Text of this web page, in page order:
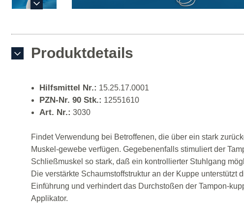
Produktdetails
Hilfsmittel Nr.: 15.25.17.0001
PZN-Nr. 90 Stk.: 12551610
Art. Nr.: 3030
Findet Verwendung bei Betroffenen, die über ein stark
Muskel-gewebe verfügen. Gegebenenfalls stimuliert der
Schließmuskel so stark, daß ein kontrollierter Stuhlgang
Die verstärkte Schaumstoffstruktur an der Kuppe unterstützt
Einführung und verhindert das Durchstoßen der Tampon-
Applikator.